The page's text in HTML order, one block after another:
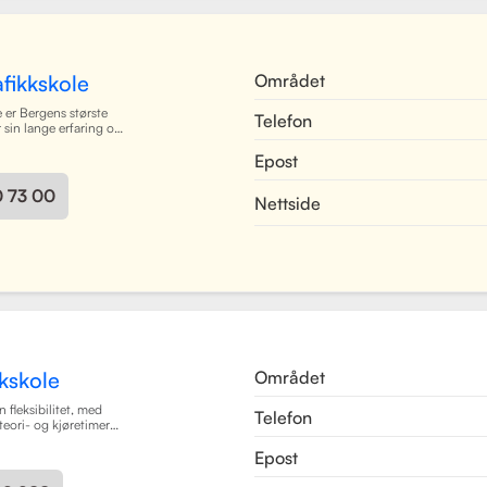
er Bergens største
lange erfaring og
kjørelærere
et trygt og vennlig
sentrum,
Centrum hele
Skolen har utviklet
for å forberede
av teori og
73 00
Området
Telefon
Epost
Nettside
fleksibilitet, med
og kjøretimer
Trafikkskole som
Området
Telefon
Epost